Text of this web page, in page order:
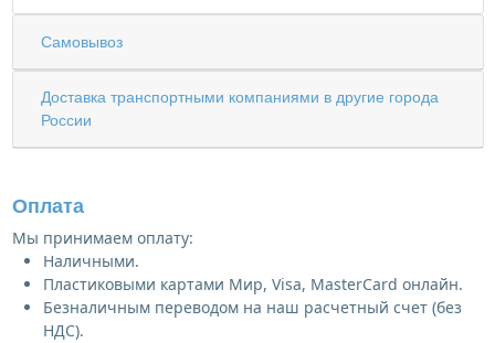
Самовывоз
Доставка транспортными компаниями в другие города
России
Оплата
Мы принимаем оплату:
Наличными.
Пластиковыми картами Мир, Visa, MasterCard онлайн.
Безналичным переводом на наш расчетный счет (без
НДС).